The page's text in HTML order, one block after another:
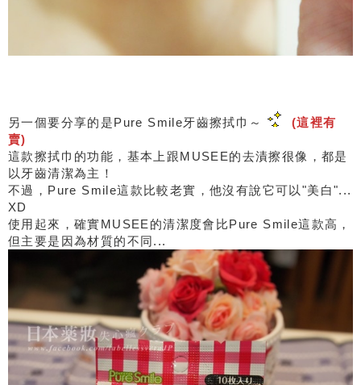
另一個要分享的是Pure Smile牙齒擦拭巾～
(這裡有
賣)
這款擦拭巾的功能，基本上跟MUSEE的去漬擦很像，都是
以牙齒清潔為主！
不過，Pure Smile這款比較老實，他沒有說它可以"美白"...
XD
使用起來，確實MUSEE的清潔度會比Pure Smile這款高，
但主要是因為材質的不同...